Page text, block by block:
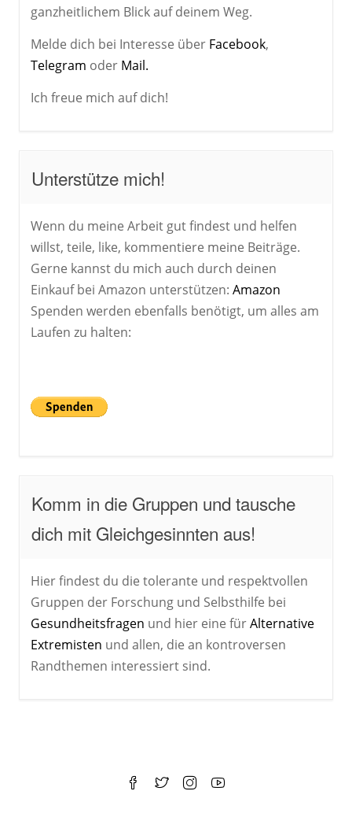
ganzheitlichem Blick auf deinem Weg.
Melde dich bei Interesse über Facebook,
Telegram oder Mail.
Ich freue mich auf dich!
Unterstütze mich!
Wenn du meine Arbeit gut findest und helfen
willst, teile, like, kommentiere meine Beiträge.
Gerne kannst du mich auch durch deinen
Einkauf bei Amazon unterstützen: Amazon
Spenden werden ebenfalls benötigt, um alles am
Laufen zu halten:
Komm in die Gruppen und tausche
dich mit Gleichgesinnten aus!
Hier findest du die tolerante und respektvollen
Gruppen der Forschung und Selbsthilfe bei
Gesundheitsfragen und hier eine fürAlternative
Extremisten und allen, die an kontroversen
Randthemen interessiert sind.